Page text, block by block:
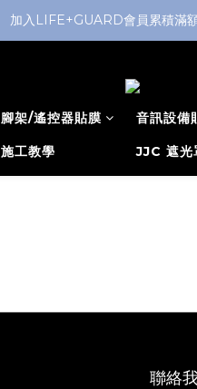
加入LIFE+GUARD會員累積滿
腳架/遙控器貼膜 音訊設備
施工教學 JJC 遮光
聯絡